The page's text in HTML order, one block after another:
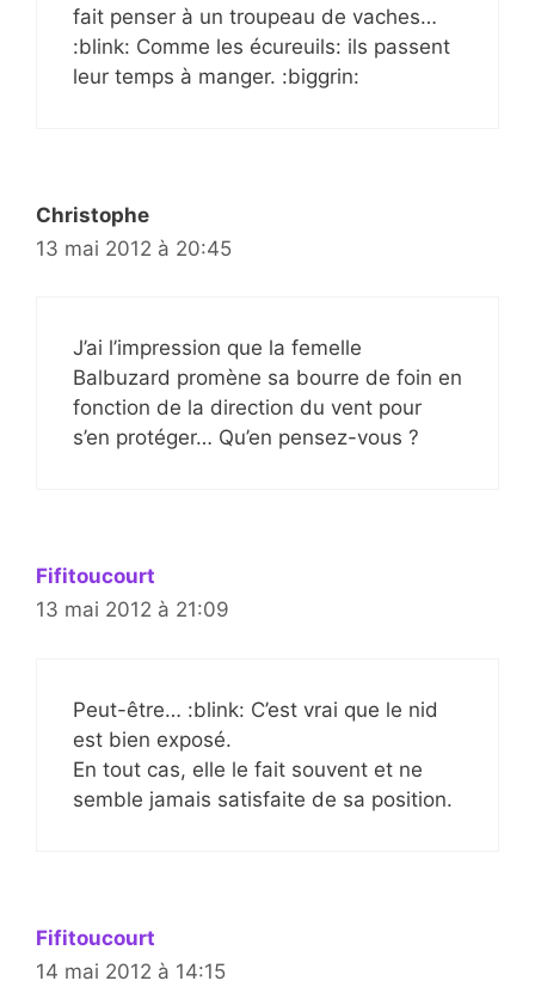
fait penser à un troupeau de vaches…
:blink: Comme les écureuils: ils passent
leur temps à manger. :biggrin:
Christophe
13 mai 2012 à 20:45
J’ai l’impression que la femelle
Balbuzard promène sa bourre de foin en
fonction de la direction du vent pour
s’en protéger… Qu’en pensez-vous ?
Fifitoucourt
13 mai 2012 à 21:09
Peut-être… :blink: C’est vrai que le nid
est bien exposé.
En tout cas, elle le fait souvent et ne
semble jamais satisfaite de sa position.
Fifitoucourt
14 mai 2012 à 14:15